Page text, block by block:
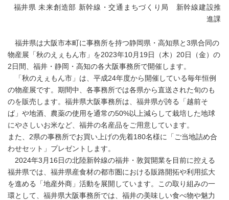
福井県 未来創造部 新幹線・交通まちづくり局 新幹線建設推
進課
福井県は大阪市本町に事務所を持つ静岡県・高知県と3県合同の
物産展「秋のえぇもん市」を2023年10月19日（木）20日（金）の
2日間、福井・静岡・高知の各大阪事務所で開催します。
「秋のえぇもん市」は、平成24年度から開催している毎年恒例
の物産展です。期間中、各事務所では各県から直送された旬のも
のを販売します。福井県大阪事務所は、福井県が誇る「越前そ
ば」や地酒、農薬の使用を通常の50%以上減らして栽培した地球
にやさしいお米など、福井の名産品をご用意しています。
また、2県の事務所でお買い上げの先着180名様に「ご当地詰め合
わせセット」プレゼントします。
2024年3月16日の北陸新幹線の福井・敦賀開業を目前に控える
福井県では、福井県産食材の都市圏における販路開拓や利用拡大
を進める「地産外商」活動を展開しています。この取り組みの一
環として、福井県大阪事務所では、福井の美味しい食べ物や魅力